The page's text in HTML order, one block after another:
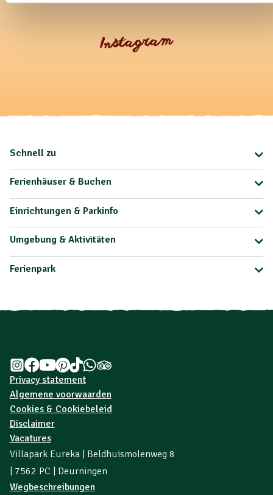
Instagram
Schnell zu
Ferienhäuser & Buchen
Einrichtungen & Parkinfo
Umgebung & Aktivitäten
Ferienpark
Privacy statement
Algemene voorwaarden
Cookies & Cookiebeleid
Disclaimer
Vacatures
Villapark Eureka | Beldhuismolenweg 8
| 7562 PC | Deurningen
Wegbeschreibungen